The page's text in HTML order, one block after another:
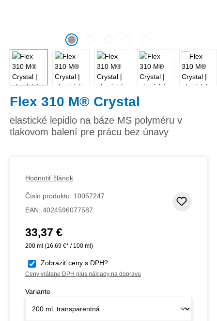
Flex 310 M® Crystal
elastické lepidlo na báze MS polyméru v
tlakovom balení pre prácu bez únavy
Hodnotiť článok
Číslo produktu: 10057247
EAN: 4024596077587
Bežná cena:
33,37 €
200 ml (16,69 €* / 100 ml)
Zobraziť ceny s DPH?
Ceny vrátane DPH plus náklady na dopravu
Variante